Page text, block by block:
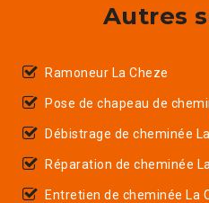
Autres
Ramoneur La Cheze
Pose de chapeau de
Débistrage de cheminée
Réparation de cheminée
Entretien de cheminée La